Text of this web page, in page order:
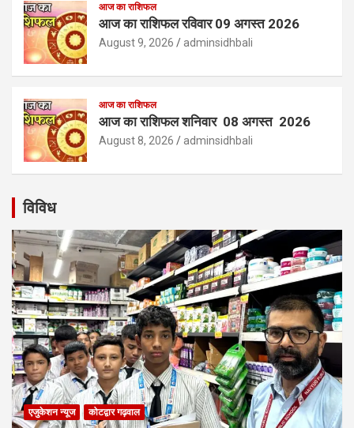
आज का राशिफल
आज का राशिफल रविवार 09 अगस्त 2026
August 9, 2026 adminsidhbali
आज का राशिफल
आज का राशिफल शनिवार 08 अगस्त 2026
August 8, 2026 adminsidhbali
विविध
एजुकेशन न्‍यूज कोटद्वार गढ़वाल